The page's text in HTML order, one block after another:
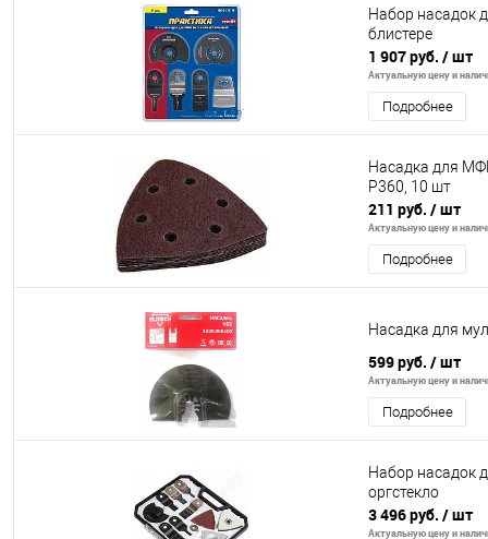
Набор
блистере
1 907 руб. / шт
Актуальную цену и
Подробнее
Насадка для
P360, 10 шт
211 руб. / шт
Актуальную цену и
Подробнее
Насадка для
599 руб. / шт
Актуальную цену и
Подробнее
Набор насадок
оргстекло
3 496 руб. / шт
Актуальную цену и